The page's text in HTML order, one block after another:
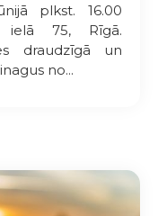
plkst. 16.00
ielā 75, Rīgā.
draudzīgā un
no...